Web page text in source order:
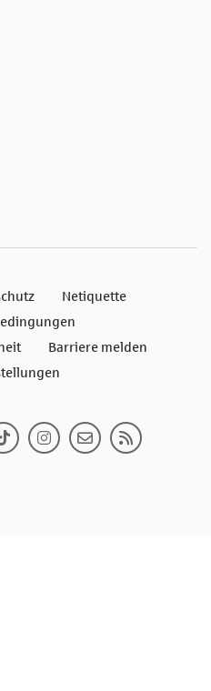
Netiquette
Barriere melden